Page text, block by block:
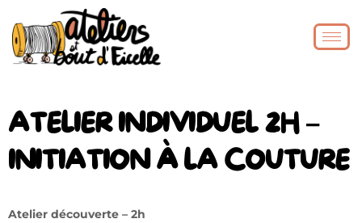
ATELIER INDIVIDUEL 2H –
INITIATION À LA COUTURE
Atelier découverte – 2h